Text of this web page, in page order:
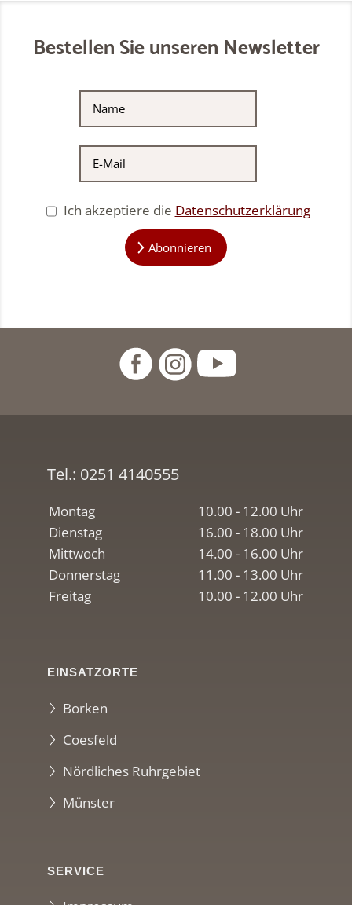
Bestellen Sie unseren Newsletter
Ich akzeptiere die Datenschutzerklärung
Abonnieren
Tel.: 0251 4140555
Montag
10.00 - 12.00 Uhr
Dienstag
16.00 - 18.00 Uhr
Mittwoch
14.00 - 16.00 Uhr
Donnerstag
11.00 - 13.00 Uhr
Freitag
10.00 - 12.00 Uhr
EINSATZORTE
Borken
Coesfeld
Nördliches Ruhrgebiet
Münster
SERVICE